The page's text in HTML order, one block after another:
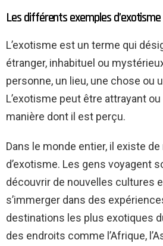
Les différents exemples
L’exotisme est un terme qui
étranger, inhabituel ou
personne, un lieu, une chose ou
L’exotisme peut être attrayant
manière dont il est perçu.
Dans le monde entier, il existe
d’exotisme. Les gens voyagent
découvrir de nouvelles cultures
s’immerger dans des
destinations les plus exotiques
des endroits comme l’Afrique,